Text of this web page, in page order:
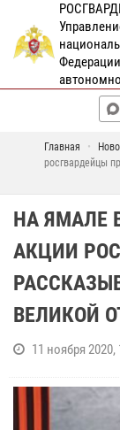
Главная
росгвардейцы
НА ЯМАЛЕ
АКЦИИ
ВЕЛИКОЙ
11 ноября 2020,